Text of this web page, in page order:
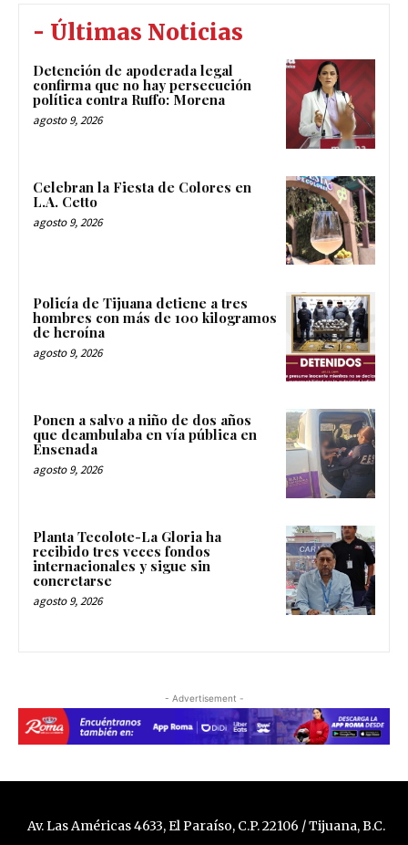
- Últimas Noticias
Detención de apoderada legal
confirma que no hay persecución
política contra Ruffo: Morena
agosto 9, 2026
Celebran la Fiesta de Colores en
L.A. Cetto
agosto 9, 2026
Policía de Tijuana detiene a tres
hombres con más de 100 kilogramos
de heroína
agosto 9, 2026
Ponen a salvo a niño de dos años
que deambulaba en vía pública en
Ensenada
agosto 9, 2026
Planta Tecolote-La Gloria ha
recibido tres veces fondos
internacionales y sigue sin
concretarse
agosto 9, 2026
- Advertisement -
Av. Las Américas 4633, El Paraíso, C.P. 22106 / Tijuana, B.C.